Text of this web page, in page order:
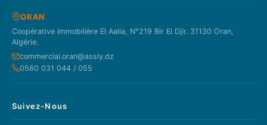
ORAN
Coopérative Immobilière El Aalia, N°219 Bir El Djir. 31130 Oran,
Algérie.
commercial.oran@assly.dz
0560 031 044 / 055
Suivez-Nous